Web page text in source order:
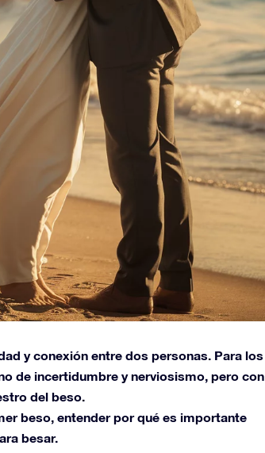
y conexión entre dos personas. Para los
de incertidumbre y nerviosismo, pero
del beso.
beso, entender por qué es importante
besar.